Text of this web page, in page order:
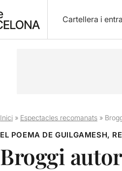
Cartellera i
Inici» Espectacles recomanats»
EL POEMA DE GUILGAMESH,
Broggi